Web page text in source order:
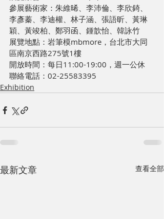
參展藝術家：朱維晞、李沛倫、李欣錡、
李彥蓁、李迪權、林子涵、張語昕、黃琳
穎、黃竣柏、鄭羽函、鍾歆怡、韓詠竹
展覽地點：岩筆模mbmore，台北市大同
區南京西路275號1樓
開放時間：每日11:00-19:00，週一公休
聯絡電話：02-25583395
Exhibition
最新文章 查看全部